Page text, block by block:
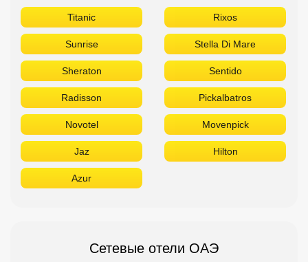
Titanic Rixos
Sunrise Stella Di Mare
Sheraton Sentido
Radisson Pickalbatros
Novotel Movenpick
Jaz Hilton
Azur
Сетевые отели ОАЭ